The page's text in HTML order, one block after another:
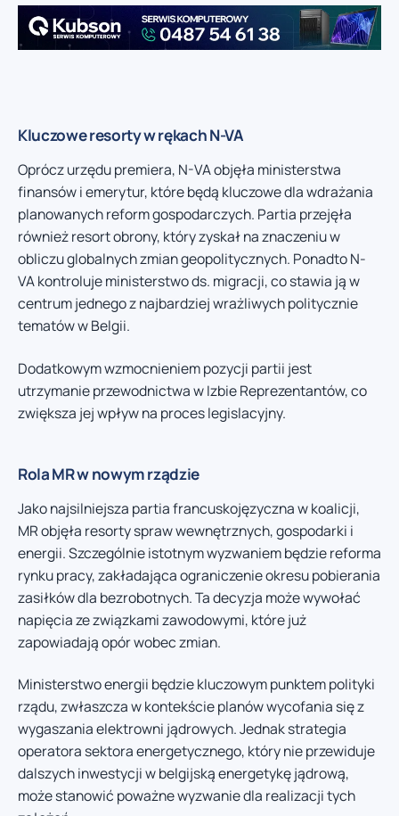
Kluczowe resorty w rękach N-VA
Oprócz urzędu premiera, N-VA objęła ministerstwa
finansów i emerytur, które będą kluczowe dla wdrażania
planowanych reform gospodarczych. Partia przejęła
również resort obrony, który zyskał na znaczeniu w
obliczu globalnych zmian geopolitycznych. Ponadto N-
VA kontroluje ministerstwo ds. migracji, co stawia ją w
centrum jednego z najbardziej wrażliwych politycznie
tematów w Belgii.
Dodatkowym wzmocnieniem pozycji partii jest
utrzymanie przewodnictwa w Izbie Reprezentantów, co
zwiększa jej wpływ na proces legislacyjny.
Rola MR w nowym rządzie
Jako najsilniejsza partia francuskojęzyczna w koalicji,
MR objęła resorty spraw wewnętrznych, gospodarki i
energii. Szczególnie istotnym wyzwaniem będzie reforma
rynku pracy, zakładająca ograniczenie okresu pobierania
zasiłków dla bezrobotnych. Ta decyzja może wywołać
napięcia ze związkami zawodowymi, które już
zapowiadają opór wobec zmian.
Ministerstwo energii będzie kluczowym punktem polityki
rządu, zwłaszcza w kontekście planów wycofania się z
wygaszania elektrowni jądrowych. Jednak strategia
operatora sektora energetycznego, który nie przewiduje
dalszych inwestycji w belgijską energetykę jądrową,
może stanowić poważne wyzwanie dla realizacji tych